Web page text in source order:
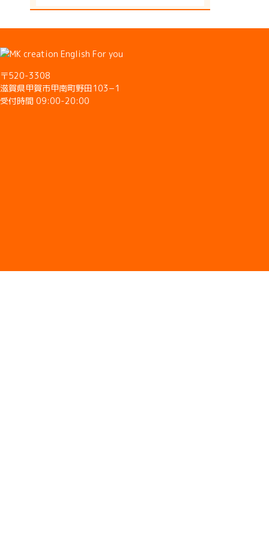
〒520-3308
滋賀県甲賀市甲南町野田103−1
受付時間 09:00-20:00